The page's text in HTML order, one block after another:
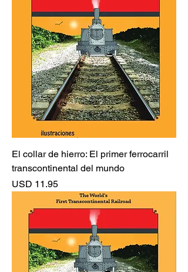
El collar de hierro: El primer ferrocarril
transcontinental del mundo
Precio
USD 11.95